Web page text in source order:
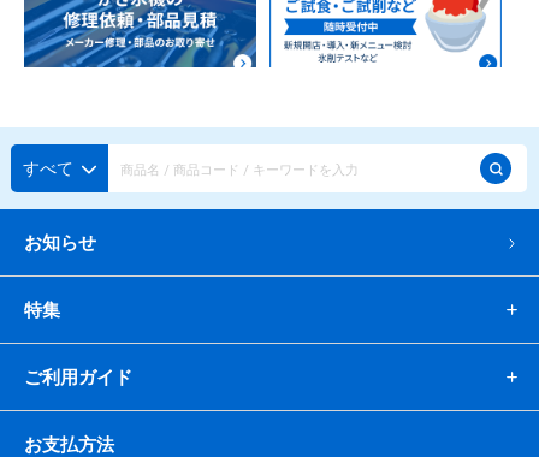
すべて
お知らせ
特集
ご利用ガイド
お支払方法